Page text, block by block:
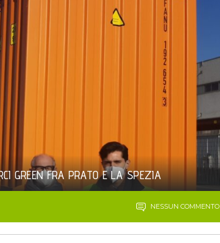
GREEN FRA PRATO E LA SPEZIA
NESSUN COMMENTO